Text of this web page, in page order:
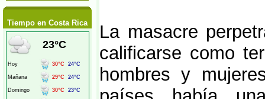
Tiempo en Costa Rica
La masacre
calificarse como
hombres y